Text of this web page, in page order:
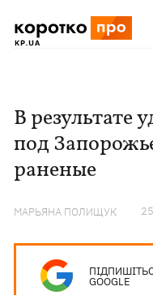
В результате
под
раненые
МАРЬЯНА ПОЛИЩУК
GOOGLE